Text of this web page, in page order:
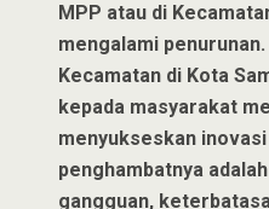
MPP atau di
mengalami
Kecamatan di Kota
kepada masyarakat
menyukseskan
penghambatnya
gangguan,